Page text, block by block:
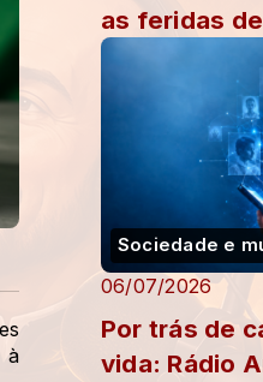
à
as feridas
também
Sociedade e
06/07/2026
Por trás de
vida: Rádio